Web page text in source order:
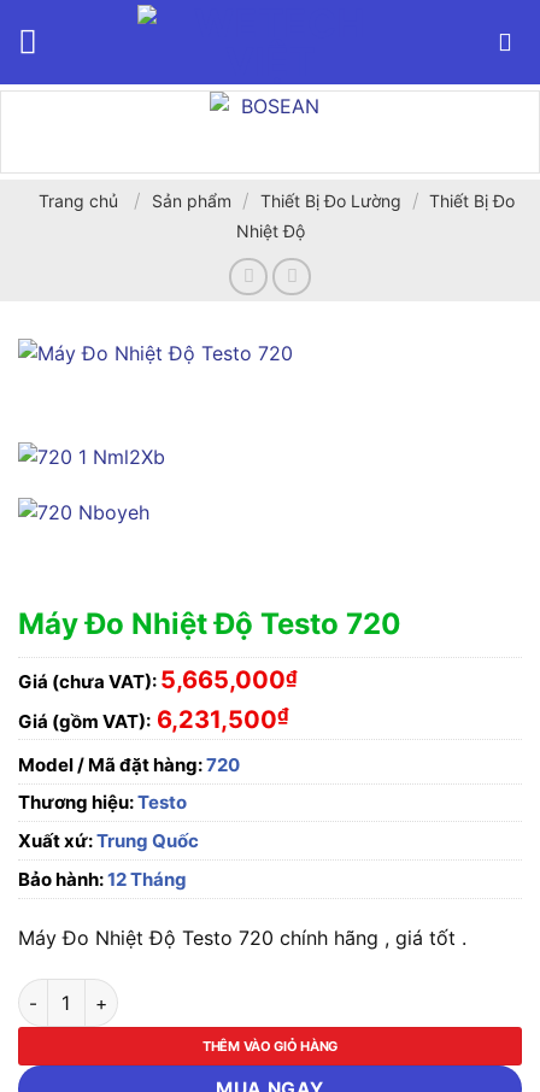
Trang chủ / Sản phẩm / Thiết Bị Đo Lường / Thiết Bị Đo
Nhiệt Độ
Máy Đo Nhiệt Độ Testo 720
Giá (chưa VAT): 5,665,000₫
Giá (gồm VAT): 6,231,500₫
Model / Mã đặt hàng:720
Thương hiệu:Testo
Xuất xứ:Trung Quốc
Bảo hành:12 Tháng
Máy Đo Nhiệt Độ Testo 720 chính hãng , giá tốt .
Máy Đo Nhiệt Độ Testo 720 số lượng
THÊM VÀO GIỎ HÀNG